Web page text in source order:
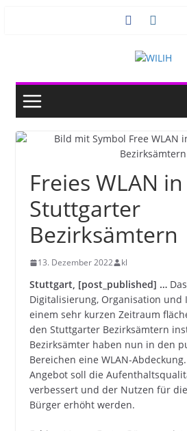
Freies WLAN
Stuttgarter
Bezirksämtern
13. Dezember 2022 kl
Stuttgart, [post_published] …
Digitalisierung, Organisation und
einem sehr kurzen Zeitraum
den Stuttgarter Bezirksämtern
Bezirksämter haben nun in den
Bereichen eine WLAN-
Angebot soll die
verbessert und der Nutzen für
Bürger erhöht werden.